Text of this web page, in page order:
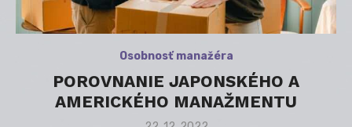
Osobnosť manažéra
POROVNANIE JAPONSKÉHO A
AMERICKÉHO MANAŽMENTU